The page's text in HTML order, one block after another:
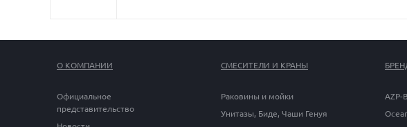
О КОМПАНИИ
Официальное
представительство
СМЕСИТЕЛИ И КРАНЫ
Раковины и мойки
Унитазы, Биде, Чаши Генуя
AZP-